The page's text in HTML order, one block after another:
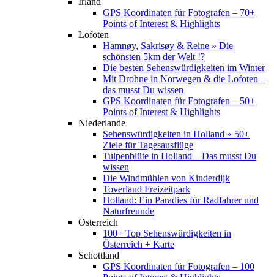
GPS Koordinaten für Fotografen – 70+
Points of Interest & Highlights
Lofoten
Hamnøy, Sakrisøy & Reine » Die
schönsten 5km der Welt !?
Die besten Sehenswürdigkeiten im Winter
Mit Drohne in Norwegen & die Lofoten –
das musst Du wissen
GPS Koordinaten für Fotografen – 50+
Points of Interest & Highlights
Niederlande
Sehenswürdigkeiten in Holland » 50+
Ziele für Tagesausflüge
Tulpenblüte in Holland – Das musst Du
wissen
Die Windmühlen von Kinderdijk
Toverland Freizeitpark
Holland: Ein Paradies für Radfahrer und
Naturfreunde
Österreich
100+ Top Sehenswürdigkeiten in
Österreich + Karte
Schottland
GPS Koordinaten für Fotografen – 100